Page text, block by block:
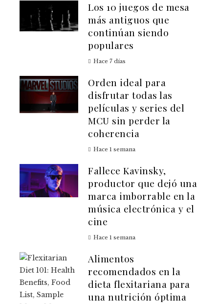
Los 10 juegos de mesa
más antiguos que
continúan siendo
populares
Hace 7 días
Orden ideal para
disfrutar todas las
películas y series del
MCU sin perder la
coherencia
Hace 1 semana
Fallece Kavinsky,
productor que dejó una
marca imborrable en la
música electrónica y el
cine
Hace 1 semana
Alimentos
recomendados en la
dieta flexitariana para
una nutrición óptima